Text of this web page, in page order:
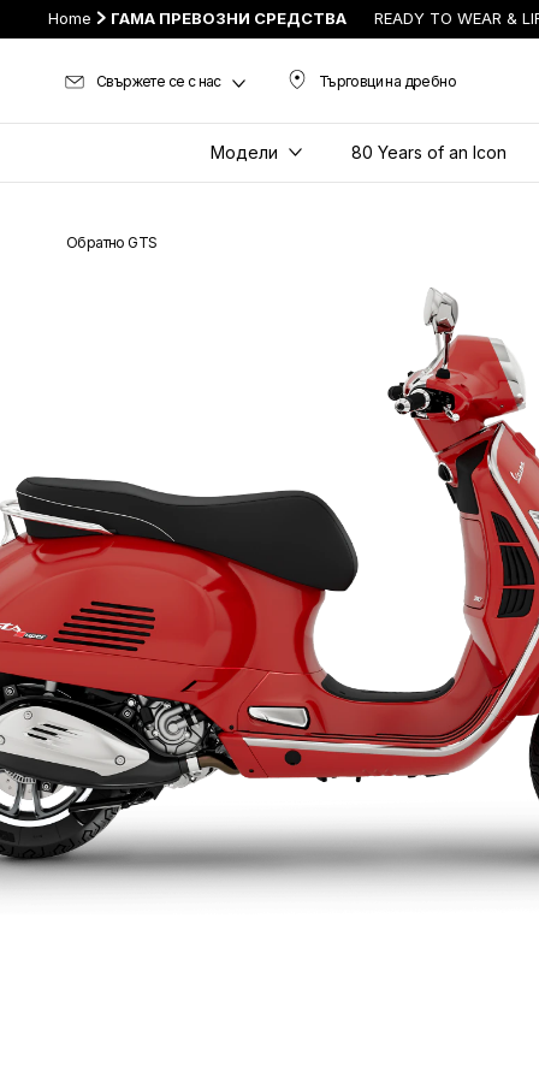
Home ГАМА ПРЕВОЗНИ СРЕДСТВА READY TO WEAR &
Търговци на дребно
Търговци на дребно
Свържете се с нас
Модели 80 Years of an Icon
Обратно GTS